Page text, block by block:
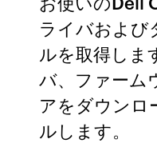
ライバおよび
ルを取得しま
バ、ファーム
アをダウンロ
ルします。